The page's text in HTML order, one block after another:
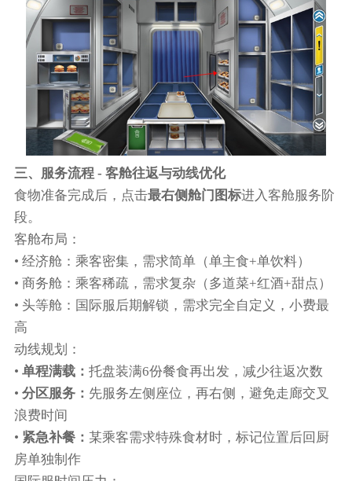
三、服务流程 - 客舱往返与动线优化
食物准备完成后，点击最右侧舱门图标进入客舱服务阶
段。
客舱布局：
• 经济舱：乘客密集，需求简单（单主食+单饮料）
• 商务舱：乘客稀疏，需求复杂（多道菜+红酒+甜点）
• 头等舱：国际服后期解锁，需求完全自定义，小费最
高
动线规划：
• 单程满载： 托盘装满6份餐食再出发，减少往返次数
• 分区服务： 先服务左侧座位，再右侧，避免走廊交叉
浪费时间
• 紧急补餐： 某乘客需求特殊食材时，标记位置后回厨
房单独制作